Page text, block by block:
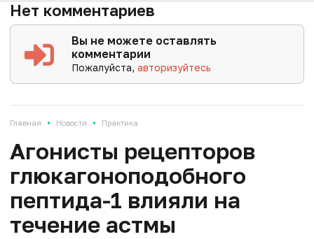
Нет комментариев
Вы не можете оставлять
комментарии
Пожалуйста,авторизуйтесь
Главная • Новости • Практика
Агонисты рецепторов
глюкагоноподобного
пептида-1 влияли на
течение астмы